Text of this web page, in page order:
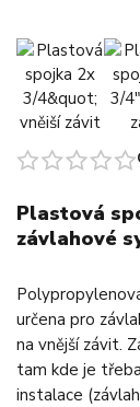
Plastová
závlahové
určena pro
na vnější závit.
tam kde je
instalace